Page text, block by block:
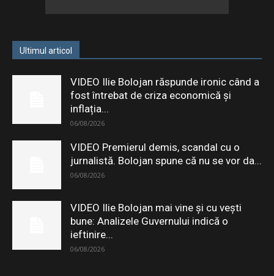
Ultimul articol
VIDEO Ilie Bolojan răspunde ironic când a
fost întrebat de criza economică și
inflația...
06/08/2026
VIDEO Premierul demis, scandal cu o
jurnalistă. Bolojan spune că nu se vor da...
06/08/2026
VIDEO Ilie Bolojan mai vine și cu vești
bune: Analizele Guvernului indică o
ieftinire...
06/08/2026